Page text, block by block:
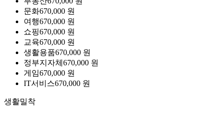
문화670,000 원
여행670,000 원
쇼핑670,000 원
교육670,000 원
생활용품670,000 원
정부지자체 670,000 원
게임670,000 원
IT서비스670,000 원
생활밀착